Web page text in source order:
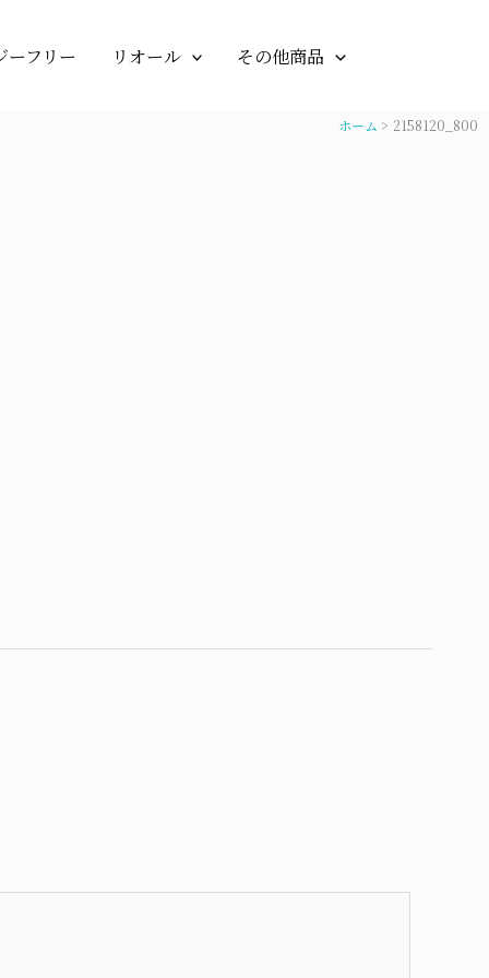
ーフリー リオール その他商品
ホーム 2158120_800